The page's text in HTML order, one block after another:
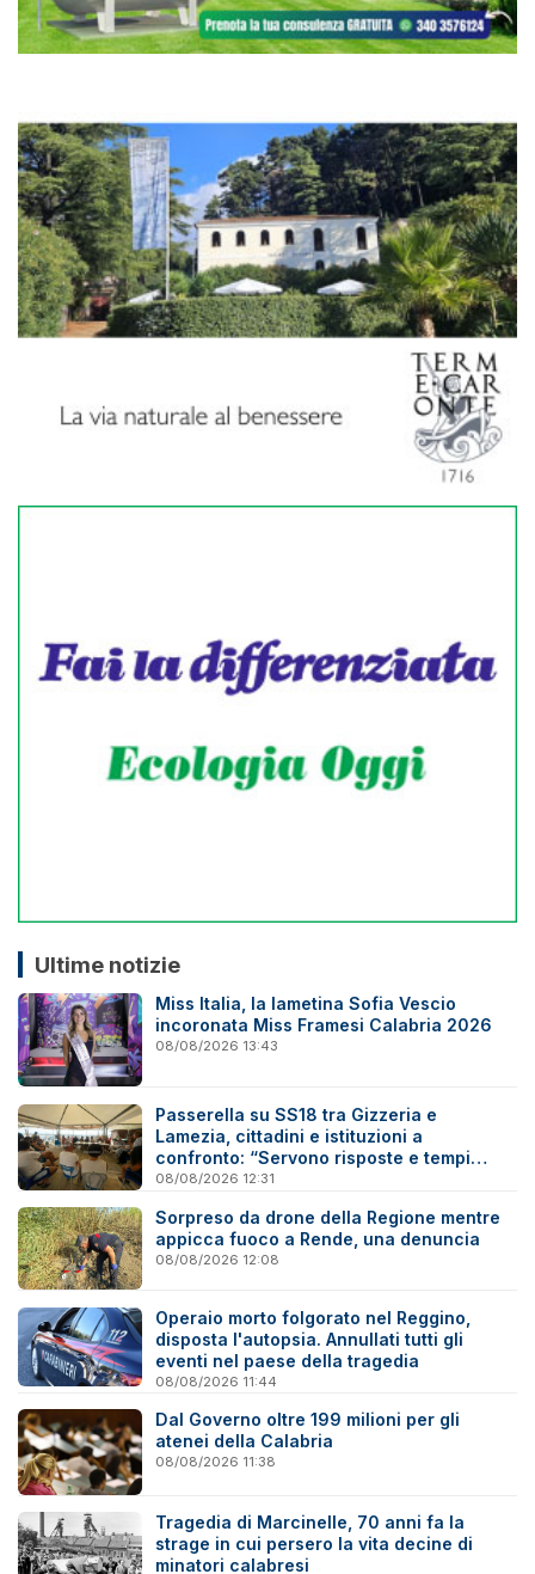
Ultime notizie
Miss Italia, la lametina Sofia Vescio
incoronata Miss Framesi Calabria 2026
08/08/2026 13:43
Passerella su SS18 tra Gizzeria e
Lamezia, cittadini e istituzioni a
confronto: “Servono risposte e tempi
certi”
08/08/2026 12:31
Sorpreso da drone della Regione mentre
appicca fuoco a Rende, una denuncia
08/08/2026 12:08
Operaio morto folgorato nel Reggino,
disposta l'autopsia. Annullati tutti gli
eventi nel paese della tragedia
08/08/2026 11:44
Dal Governo oltre 199 milioni per gli
atenei della Calabria
08/08/2026 11:38
Tragedia di Marcinelle, 70 anni fa la
strage in cui persero la vita decine di
minatori calabresi